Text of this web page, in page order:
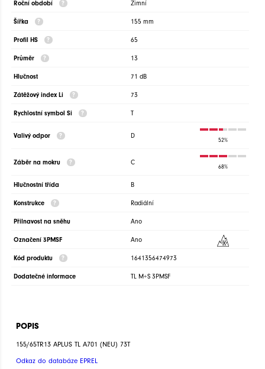
Roční období Zimní
Šířka 155 mm
Profil HS 65
Průměr 13
Hlučnost 71 dB
Zátěžový index Li 73
Rychlostní symbol Si T
Valivý odpor D
52%
Záběr na mokru C
68%
Hlučnostní třída B
Konstrukce Radiální
Přilnavost na sněhu Ano
Označení 3PMSF Ano
Kód produktu 1641356474973
Dodatečné informace TL M+S 3PMSF
POPIS
155/65TR13 APLUS TL A701 (NEU) 73T
Odkaz do databáze EPREL